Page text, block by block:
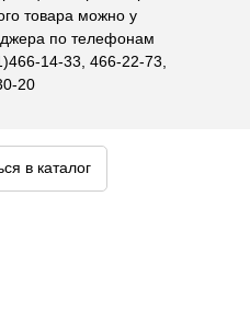
товара можно у
по телефонам
14-33, 466-22-73,
20
в каталог